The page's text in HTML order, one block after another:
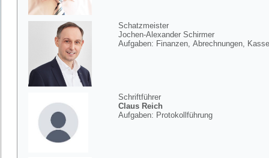
Schatzmeister
Jochen-Alexander Schirmer
Aufgaben: Finanzen, Abrechnungen,
Schriftführer
Claus Reich
Aufgaben: Protokollführung